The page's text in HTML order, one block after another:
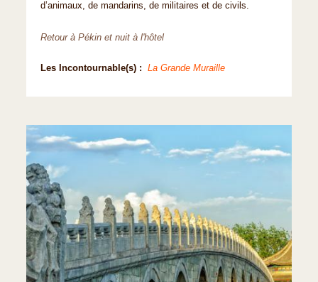
d’animaux, de mandarins, de militaires et de civils.
Retour à Pékin et nuit à l'hôtel
Les Incontournable(s) : La Grande Muraille